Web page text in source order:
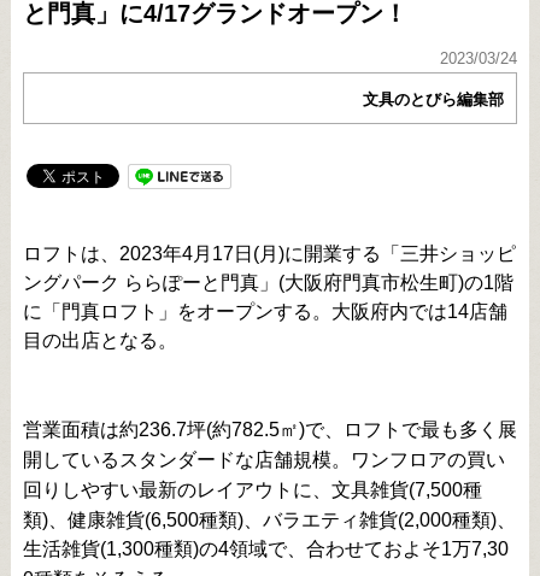
と門真」に4/17グランドオープン！
2023/03/24
文具のとびら編集部
ロフトは、2023年4月17日(月)に開業する「三井ショッピ
ングパーク ららぽーと門真」(大阪府門真市松生町)の1階
に「門真ロフト」をオープンする。大阪府内では14店舗
目の出店となる。
営業面積は約236.7坪(約782.5㎡)で、ロフトで最も多く展
開しているスタンダードな店舗規模。ワンフロアの買い
回りしやすい最新のレイアウトに、文具雑貨(7,500種
類)、健康雑貨(6,500種類)、バラエティ雑貨(2,000種類)、
生活雑貨(1,300種類)の4領域で、合わせておよそ1万7,30